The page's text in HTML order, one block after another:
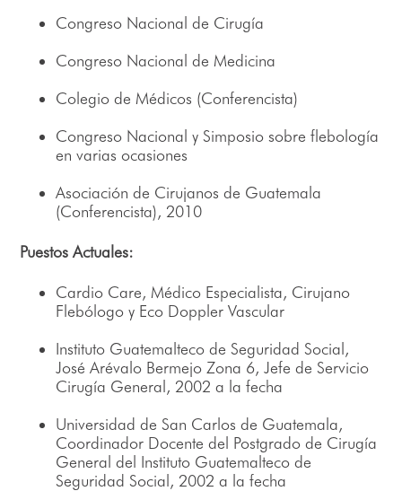
Congreso Nacional de Cirugía
Congreso Nacional de Medicina
Colegio de Médicos (Conferencista)
Congreso Nacional y Simposio sobre flebología
en varias ocasiones
Asociación de Cirujanos de Guatemala
(Conferencista), 2010
Puestos Actuales:
Cardio Care, Médico Especialista, Cirujano
Flebólogo y Eco Doppler Vascular
Instituto Guatemalteco de Seguridad Social,
José Arévalo Bermejo Zona 6, Jefe de Servicio
Cirugía General, 2002 a la fecha
Universidad de San Carlos de Guatemala,
Coordinador Docente del Postgrado de Cirugía
General del Instituto Guatemalteco de
Seguridad Social, 2002 a la fecha